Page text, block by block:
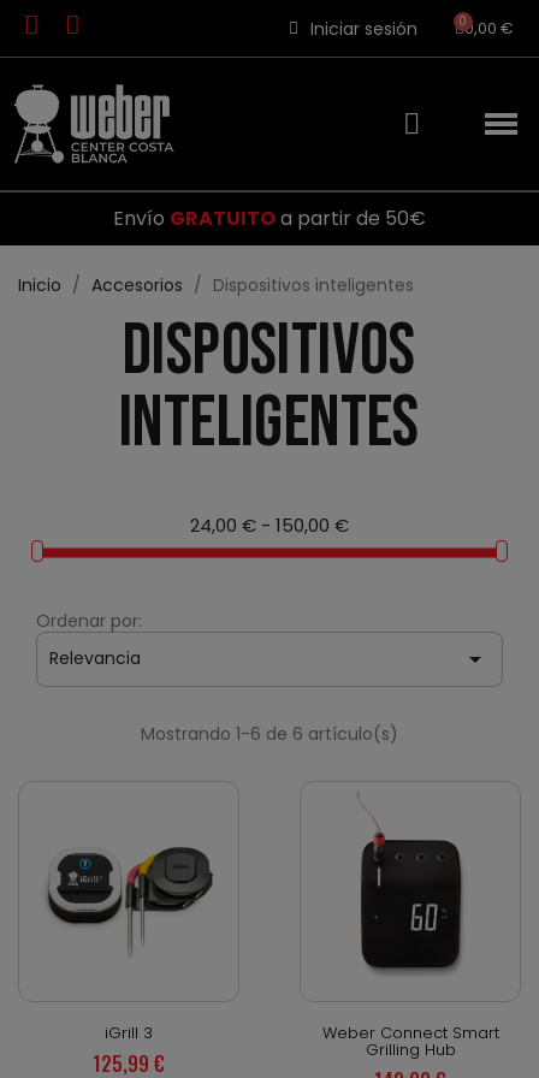
Iniciar sesión 0,00 €
Envío GRATUITOa partir de 50€
Inicio Accesorios Dispositivos inteligentes
Dispositivos
inteligentes
24,00 € - 150,00 €
Ordenar por:
Relevancia

Mostrando 1-6 de 6 artículo(s)
Vista rápida
iGrill 3
125,99 €
Vista rápida
Weber Connect Smart
Grilling Hub